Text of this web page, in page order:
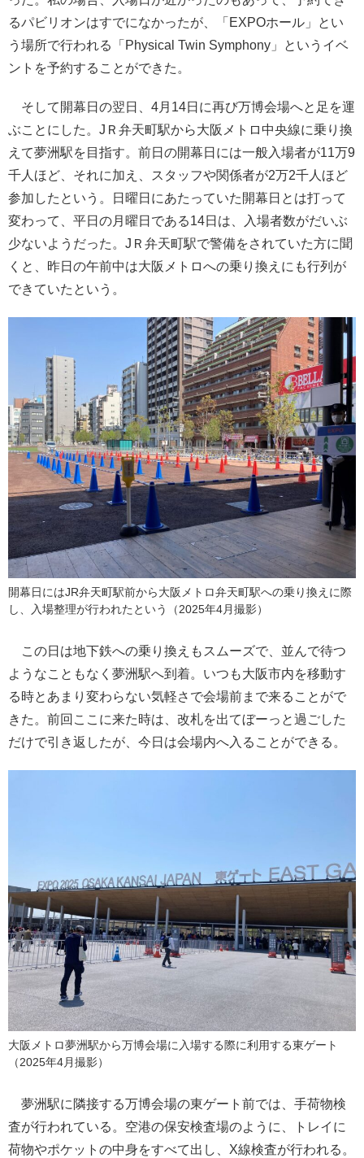
るパビリオンはすでになかったが、「EXPOホール」とい
う場所で行われる「Physical Twin Symphony」というイベ
ントを予約することができた。
そして開幕日の翌日、4月14日に再び万博会場へと足を運
ぶことにした。JＲ弁天町駅から大阪メトロ中央線に乗り換
えて夢洲駅を目指す。前日の開幕日には一般入場者が11万9
千人ほど、それに加え、スタッフや関係者が2万2千人ほど
参加したという。日曜日にあたっていた開幕日とは打って
変わって、平日の月曜日である14日は、入場者数がだいぶ
少ないようだった。JＲ弁天町駅で警備をされていた方に聞
くと、昨日の午前中は大阪メトロへの乗り換えにも行列が
できていたという。
開幕日にはJR弁天町駅前から大阪メトロ弁天町駅への乗り換えに際
し、入場整理が行われたという（2025年4月撮影）
この日は地下鉄への乗り換えもスムーズで、並んで待つ
ようなこともなく夢洲駅へ到着。いつも大阪市内を移動す
る時とあまり変わらない気軽さで会場前まで来ることがで
きた。前回ここに来た時は、改札を出てぼーっと過ごした
だけで引き返したが、今日は会場内へ入ることができる。
大阪メトロ夢洲駅から万博会場に入場する際に利用する東ゲート
（2025年4月撮影）
夢洲駅に隣接する万博会場の東ゲート前では、手荷物検
査が行われている。空港の保安検査場のように、トレイに
荷物やポケットの中身をすべて出し、X線検査が行われる。